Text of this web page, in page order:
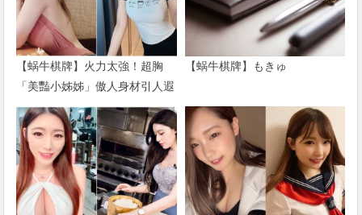
【蜗牛棋牌】火力太強！超胸
「美豔小姊姊」傲人身材引人遐
想 一身兇猛戰袍直接辣到噴火
【蜗牛棋牌】もきゅ